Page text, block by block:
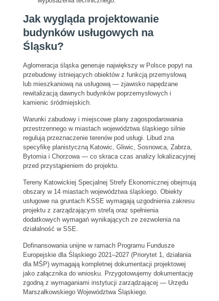
Jak wygląda projektowanie
budynków usługowych na
Śląsku?
Aglomeracja śląska generuje największy w Polsce popyt na
przebudowy istniejących obiektów z funkcją przemysłową
lub mieszkaniową na usługową — zjawisko napędzane
rewitalizacją dawnych budynków poprzemysłowych i
kamienic śródmiejskich.
Warunki zabudowy i miejscowe plany zagospodarowania
przestrzennego w miastach województwa śląskiego silnie
regulują przeznaczenie terenów pod usługi. Libud zna
specyfikę planistyczną Katowic, Gliwic, Sosnowca, Zabrza,
Bytomia i Chorzowa — co skraca czas analizy lokalizacyjnej
przed przystąpieniem do projektu.
Tereny Katowickiej Specjalnej Strefy Ekonomicznej obejmują
obszary w 14 miastach województwa śląskiego. Obiekty
usługowe na gruntach KSSE wymagają uzgodnienia zakresu
projektu z zarządzającym strefą oraz spełnienia
dodatkowych wymagań wynikających ze zezwolenia na
działalność w SSE.
Dofinansowania unijne w ramach Programu Fundusze
Europejskie dla Śląskiego 2021–2027 (Priorytet 1, działania
dla MŚP) wymagają kompletnej dokumentacji projektowej
jako załącznika do wniosku. Przygotowujemy dokumentację
zgodną z wymaganiami instytucji zarządzającej — Urzędu
Marszałkowskiego Województwa Śląskiego.